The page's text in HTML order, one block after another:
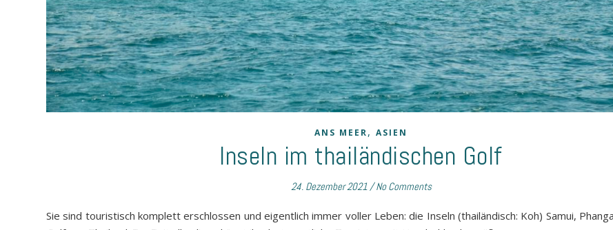
ANS MEER, ASIEN
Inseln im thailändischen Golf
24. Dezember 2021/ No Comments
Sie sind touristisch komplett erschlossen und eigentlich immer voller Leben: die Inseln (thailändisch: Koh) Samui,